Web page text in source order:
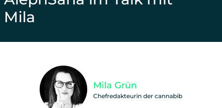
Mila
Mila Grün
Chefredakteurin der cannabib
Unterstütze unsere Arbeit und teile diesen